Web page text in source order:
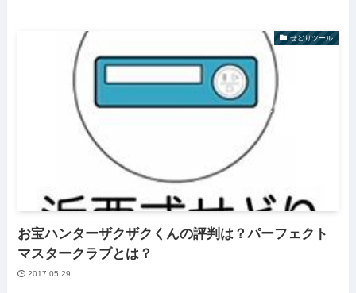
せどりツール
お宝ハンターザクザクくんの評判は？パーフェクト
マスタークラブとは？
2017.05.29